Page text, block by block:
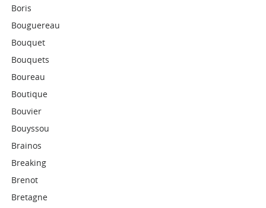
Boris
Bouguereau
Bouquet
Bouquets
Boureau
Boutique
Bouvier
Bouyssou
Brainos
Breaking
Brenot
Bretagne